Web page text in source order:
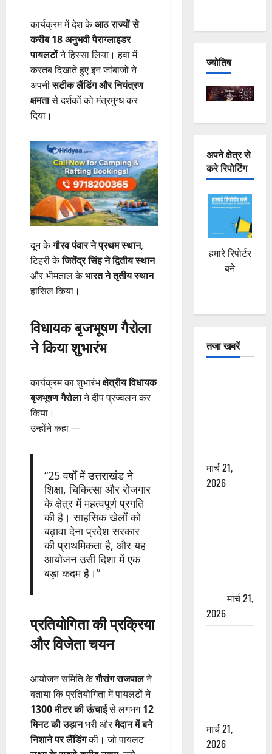
कार्यक्रम में देश केआठ राज्यों से
करीब 18 अनुभवी पैराग्लाइडर
पायलटोंने हिस्सा लिया। हवा में
करतब दिखाते हुए इन जांबाजों ने
अपनीसटीक लैंडिंग और नियंत्रण
क्षमतासे दर्शकों को मंत्रमुग्ध कर
दिया।
दून केगौरव पंवार ने प्रथम स्थान,
टिहरी केजितेंद्र सिंह ने द्वितीय स्थान
और भीमताल केभारत ने तृतीय स्थान
हासिल किया।
विधायक बृजभूषण गैरोला
ने किया शुभारंभ
कार्यक्रम का शुभारंभक्षेत्रीय विधायक
बृजभूषण गैरोलाने दीप प्रज्वलन कर
किया।
उन्होंने कहा —
“25 वर्षों में उत्तराखंड ने
शिक्षा, चिकित्सा और रोजगार
के क्षेत्र में महत्वपूर्ण प्रगति
की है। साहसिक खेलों को
बढ़ावा देना प्रदेश सरकार
की प्राथमिकता है, और यह
आयोजन उसी दिशा में एक
बड़ा कदम है।”
प्रतियोगिता की प्रक्रिया
और विजेता चयन
आयोजन समिति केगौरांग राजपालने
बताया कि प्रतियोगिता में पायलटों ने
1300 मीटर की ऊंचाईसे लगभग12
मिनट की उड़ानभरी औरमैदान में बने
निशाने पर लैंडिंगकी। जो पायलट
ज्योतिष
अपने क्षेत्र से
करे रिपोर्टिंग
हमारे रिपोर्टर
बने
तजा खबरें
मार्च 21,
2026
मार्च 21,
2026
मार्च 21,
2026